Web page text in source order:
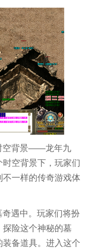
空背景——龙年九
空背景下，玩家们
一样的传奇游戏体
遇中。玩家们将扮
险这个神秘的墓
备道具。进入这个